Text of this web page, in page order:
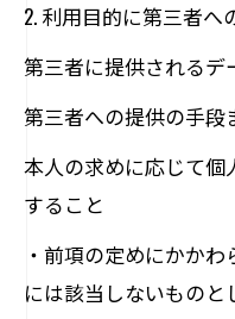
2. 利用目的に第三者へ
第三者に提供されるデ
第三者への提供の手段
本人の求めに応じて個
すること
・前項の定めにかか
には該当しないものと